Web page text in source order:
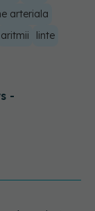
arteriala
aritmii
linte
-